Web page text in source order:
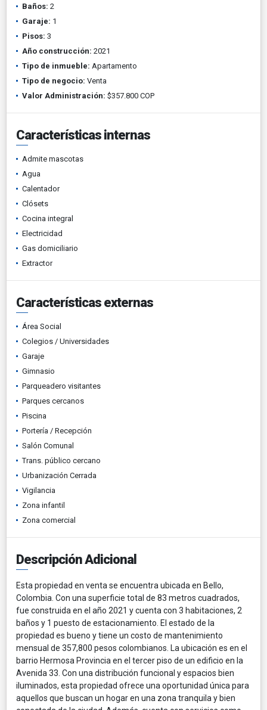
Baños: 2
Garaje: 1
Pisos: 3
Año construcción: 2021
Tipo de inmueble: Apartamento
Tipo de negocio: Venta
Valor Administración: $357.800 COP
Características internas
Admite mascotas
Agua
Calentador
Clósets
Cocina integral
Electricidad
Gas domiciliario
Extractor
Características externas
Área Social
Colegios / Universidades
Garaje
Gimnasio
Parqueadero visitantes
Parques cercanos
Piscina
Portería / Recepción
Salón Comunal
Trans. público cercano
Urbanización Cerrada
Vigilancia
Zona infantil
Zona comercial
Descripción Adicional
Esta propiedad en venta se encuentra ubicada en Bello,
Colombia. Con una superficie total de 83 metros cuadrados,
fue construida en el año 2021 y cuenta con 3 habitaciones, 2
baños y 1 puesto de estacionamiento. El estado de la
propiedad es bueno y tiene un costo de mantenimiento
mensual de 357,800 pesos colombianos. La ubicación es en el
barrio Hermosa Provincia en el tercer piso de un edificio en la
Avenida 33. Con una distribución funcional y espacios bien
iluminados, esta propiedad ofrece una oportunidad única para
aquellos que buscan un hogar en una zona tranquila y bien